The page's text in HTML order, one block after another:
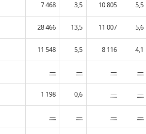
7 468 3,5 10 805 5,5
28 466 13,5 11 007 5,6
11 548 5,5 8 116 4,1
— — — —
1 198 0,6 — —
— — — —